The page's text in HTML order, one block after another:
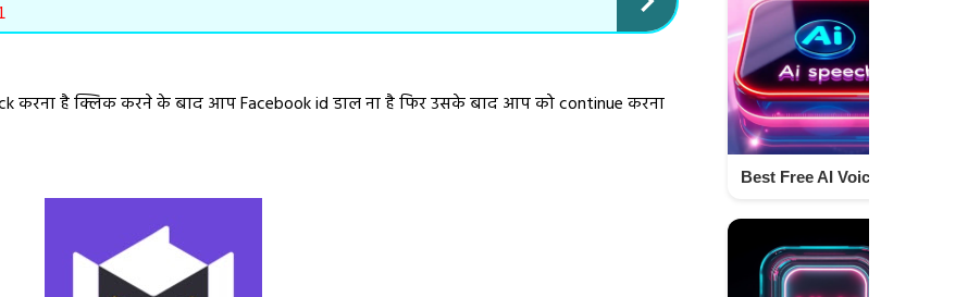
करना है क्लिक करने के बाद आप Facebook id डाल ना है फिर उसके बाद आप को continue करना